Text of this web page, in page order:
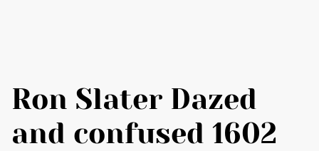
Ron Slater Dazed
and confused 1602